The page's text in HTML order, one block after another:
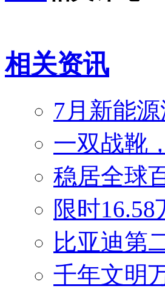
相关资讯
7月新能
一双战靴
稳居全球
限时
比亚迪第
千年文明